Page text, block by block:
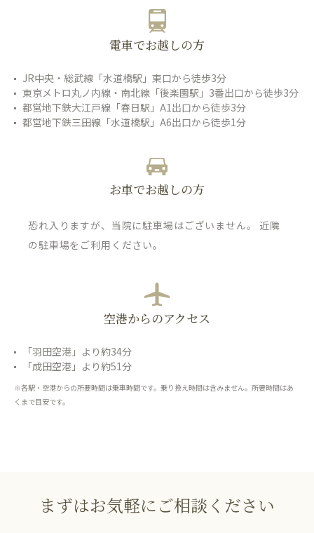
電車でお越しの方
JR中央・総武線「水道橋駅」東口から徒歩3分
東京メトロ丸ノ内線・南北線「後楽園駅」3番出口から徒歩3分
都営地下鉄大江戸線「春日駅」A1出口から徒歩3分
都営地下鉄三田線「水道橋駅」A6出口から徒歩1分
お車でお越しの方
恐れ入りますが、当院に駐車場はございません。 近隣
の駐車場をご利用ください。
空港からのアクセス
「羽田空港」より約34分
「成田空港」より約51分
※各駅・空港からの所要時間は乗車時間です。乗り換え時間は含みません。所要時間はあ
くまで目安です。
まずはお気軽にご相談ください